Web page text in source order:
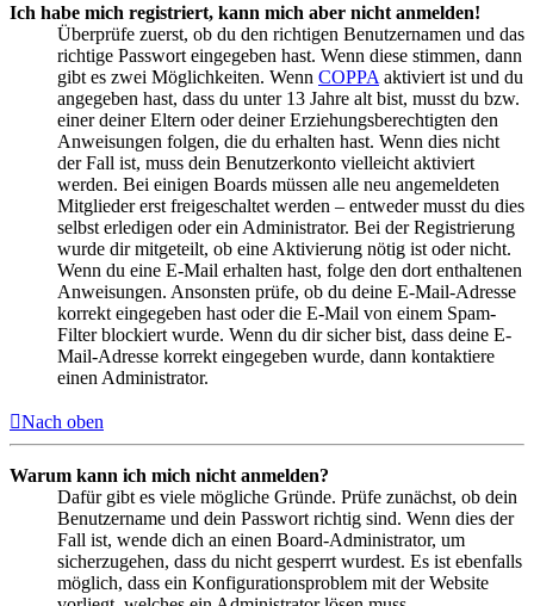
Ich habe mich registriert, kann mich aber nicht anmelden!
Überprüfe zuerst, ob du den richtigen Benutzernamen und das
richtige Passwort eingegeben hast. Wenn diese stimmen, dann
gibt es zwei Möglichkeiten. Wenn COPPA aktiviert ist und du
angegeben hast, dass du unter 13 Jahre alt bist, musst du bzw.
einer deiner Eltern oder deiner Erziehungsberechtigten den
Anweisungen folgen, die du erhalten hast. Wenn dies nicht
der Fall ist, muss dein Benutzerkonto vielleicht aktiviert
werden. Bei einigen Boards müssen alle neu angemeldeten
Mitglieder erst freigeschaltet werden – entweder musst du dies
selbst erledigen oder ein Administrator. Bei der Registrierung
wurde dir mitgeteilt, ob eine Aktivierung nötig ist oder nicht.
Wenn du eine E-Mail erhalten hast, folge den dort enthaltenen
Anweisungen. Ansonsten prüfe, ob du deine E-Mail-Adresse
korrekt eingegeben hast oder die E-Mail von einem Spam-
Filter blockiert wurde. Wenn du dir sicher bist, dass deine E-
Mail-Adresse korrekt eingegeben wurde, dann kontaktiere
einen Administrator.
Nach oben
Warum kann ich mich nicht anmelden?
Dafür gibt es viele mögliche Gründe. Prüfe zunächst, ob dein
Benutzername und dein Passwort richtig sind. Wenn dies der
Fall ist, wende dich an einen Board-Administrator, um
sicherzugehen, dass du nicht gesperrt wurdest. Es ist ebenfalls
möglich, dass ein Konfigurationsproblem mit der Website